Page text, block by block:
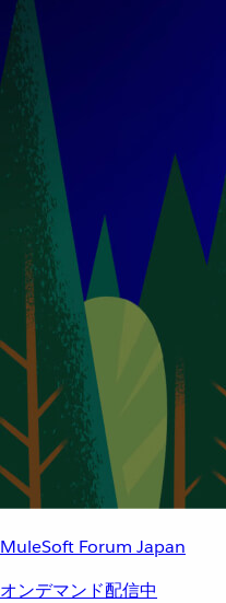
MuleSoft Forum Japan
オンデマンド配信中